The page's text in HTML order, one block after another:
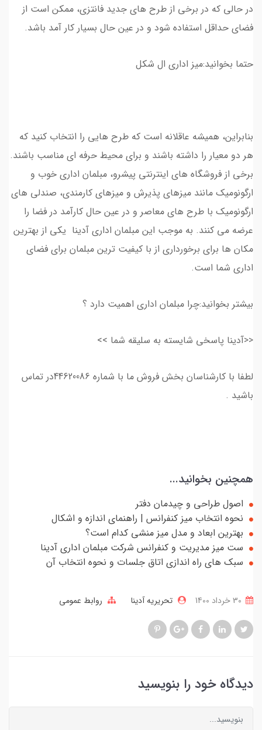
در حالی که در برخی از طرح های جدید فانتزی، ممکن است از
فضای حداقل استفاده شود و در عین حال بسیار کار آمد باشد.
حتما بخوانید:میز اداری ال شکل
بنابراین، همیشه عاقلانه است که طرح هایی را انتخاب کنید که
هر دو معیار را داشته باشند و برای محیط حرفه ای مناسب باشند.
برخی از فروشگاه های اینترنتی پیشرو، مبلمان اداری خوب و
ارگونومیک مانند میزهای پذیرش و میزهای کارمندی، صندلی های
ارگونومیک با طرح های معاصر و در عین حال کارآمد در فضا را
عرضه می کنند. به موجب این مبلمان اداری آدینا یکی از بهترین
مکان ها برای برخورداری از با کیفیت ترین مبلمان برای فضای
اداری شما است.
بیشتر بخوانید:چرا مبلمان اداری اهمیت دارد ؟
<<آدینا پاسخی شایسته به سلیقه شما >>
لطفا با کارشناسان بخش فروش ما با شماره 44620086در تماس
باشید .
همچنین بخوانید...
اصول طراحی و چیدمان دفتر
نحوه انتخاب میز کنفرانس | راهنمای اندازه و اشکال
بهترین ابعاد و مدل میز منشی کدام است؟
ست میز مدیریت و کنفرانس شرکت مبلمان اداری آدینا
سبک های راه اندازی اتاق جلسات و نحوه انتخاب آن
تحریریه آدینا روابط عمومی
دیدگاه خود را بنویسید